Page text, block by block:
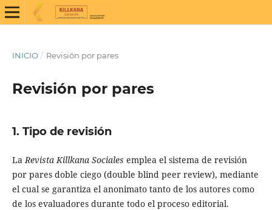
INICIO / Revisión por pares
Revisión por pares
1. Tipo de revisión
LaRevista Killkana Sociales emplea el sistema de revisión
por pares doble ciego (double blind peer review), mediante
el cual se garantiza el anonimato tanto de los autores como
de los evaluadores durante todo el proceso editorial.